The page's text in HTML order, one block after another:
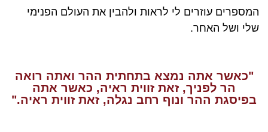
המספרים עוזרים לי לראות ולהבין את העולם הפנימי
שלי ושל האחר.
"כאשר אתה נמצא בתחתית ההר ואתה רואה
הר לפניך, זאת זווית ראיה, כאשר אתה
בפיסגת ההר ונוף רחב נגלה, זאת זווית ראיה."